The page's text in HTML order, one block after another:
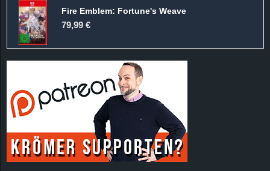
Fire Emblem: Fortune's Weave
79,99 €